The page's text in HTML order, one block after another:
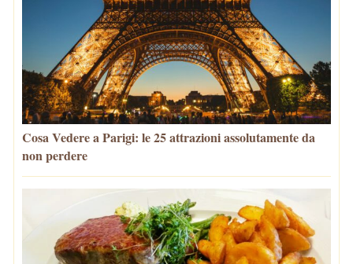
Cosa Vedere a Parigi: le 25 attrazioni assolutamente da
non perdere